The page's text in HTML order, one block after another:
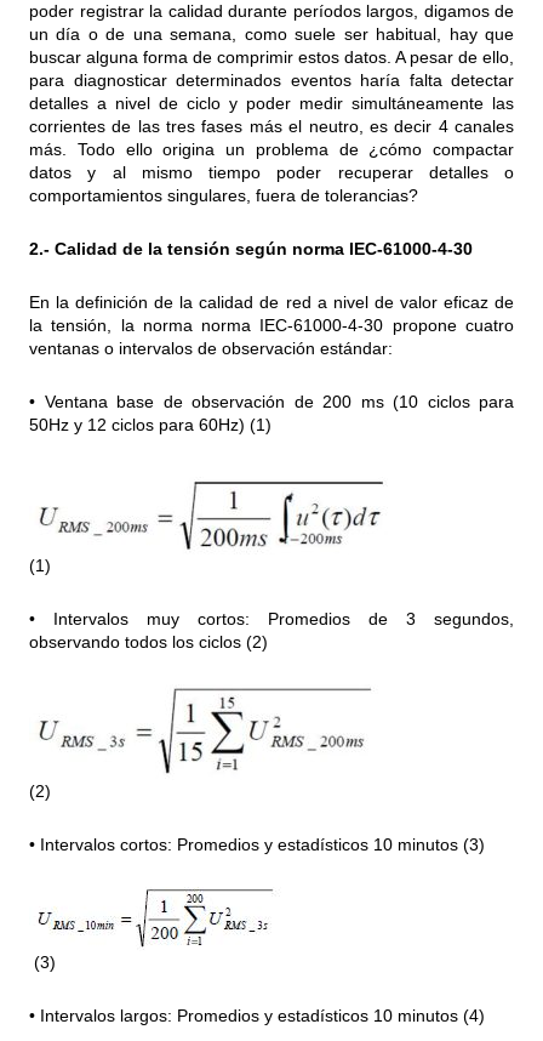
poder registrar la calidad durante períodos largos, digamos de
un día o de una semana, como suele ser habitual, hay que
buscar alguna forma de comprimir estos datos. A pesar de ello,
para diagnosticar determinados eventos haría falta detectar
detalles a nivel de ciclo y poder medir simultáneamente las
corrientes de las tres fases más el neutro, es decir 4 canales
más. Todo ello origina un problema de ¿cómo compactar
datos y al mismo tiempo poder recuperar detalles o
comportamientos singulares, fuera de tolerancias?
2.- Calidad de la tensión según norma IEC-61000-4-30
En la definición de la calidad de red a nivel de valor eficaz de
la tensión, la norma norma IEC-61000-4-30 propone cuatro
ventanas o intervalos de observación estándar:
• Ventana base de observación de 200 ms (10 ciclos para
50Hz y 12 ciclos para 60Hz) (1)
(1)
• Intervalos muy cortos: Promedios de 3 segundos,
observando todos los ciclos (2)
(2)
• Intervalos cortos: Promedios y estadísticos 10 minutos (3)
(3)
• Intervalos largos: Promedios y estadísticos 10 minutos (4)